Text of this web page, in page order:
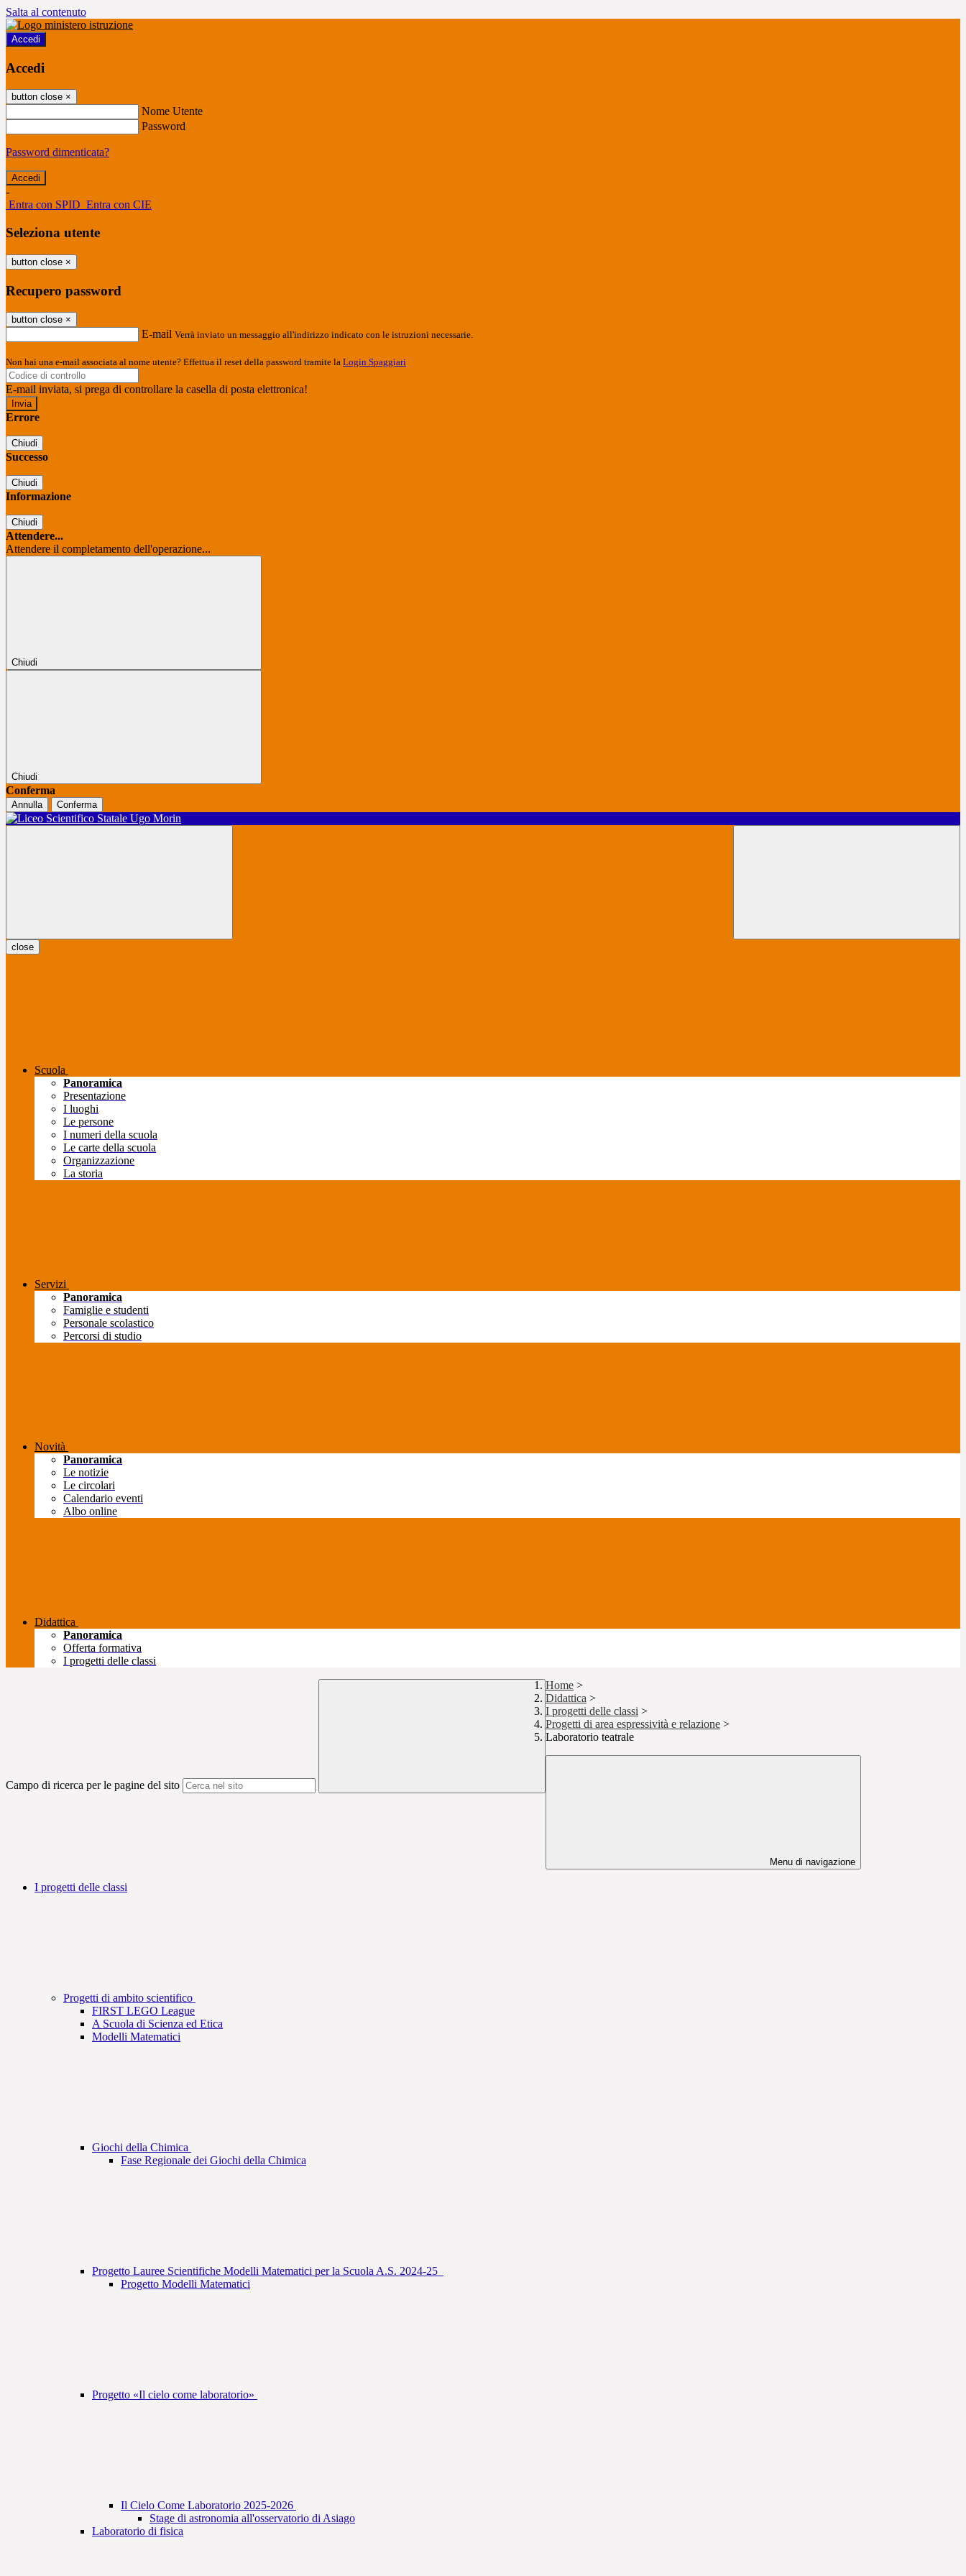
Salta al contenuto
Accedi
Accedi
button close ×
Nome Utente
Password
Password dimenticata?
-
Entra con SPID Entra con CIE
Seleziona utente
button close ×
Recupero password
button close ×
E-mail Verrà inviato un messaggio all'indirizzo indicato con le istruzioni necessarie.
Non hai una e-mail associata al nome utente? Effettua il reset della password tramite la Login Spaggiari
E-mail inviata, si prega di controllare la casella di posta elettronica!
Errore
Chiudi
Successo
Chiudi
Informazione
Chiudi
Attendere...
Attendere il completamento dell'operazione...
Chiudi
Chiudi
Conferma
Annulla Conferma
close
Scuola
Panoramica
Presentazione
I luoghi
Le persone
I numeri della scuola
Le carte della scuola
Organizzazione
La storia
Servizi
Panoramica
Famiglie e studenti
Personale scolastico
Percorsi di studio
Novità
Panoramica
Le notizie
Le circolari
Calendario eventi
Albo online
Didattica
Panoramica
Offerta formativa
I progetti delle classi
Campo di ricerca per le pagine del sito
Home >
Didattica >
I progetti delle classi >
Progetti di area espressività e relazione >
Laboratorio teatrale
Menu di navigazione
I progetti delle classi
Progetti di ambito scientifico
FIRST LEGO League
A Scuola di Scienza ed Etica
Modelli Matematici
Giochi della Chimica
Fase Regionale dei Giochi della Chimica
Progetto Lauree Scientifiche Modelli Matematici per la Scuola A.S. 2024-25
Progetto Modelli Matematici
Progetto «Il cielo come laboratorio»
Il Cielo Come Laboratorio 2025-2026
Stage di astronomia all'osservatorio di Asiago
Laboratorio di fisica